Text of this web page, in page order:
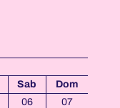
Sab
Dom
06
07